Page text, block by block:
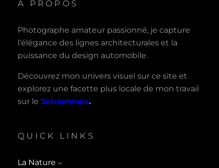
A PROPOS
Photographe amateur passionné, je capture
l’élégance des lignes architecturales et la
puissance du design automobile.
Découvrez mon univers visuel sur ce site et
explorez une facette plus locale de mon travail
sur le Soissonnais.
QUICK LINKS
La Nature